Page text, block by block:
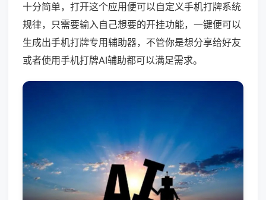
十分简单，打开这个应用便可以自定义手机打牌系统
规律，只需要输入自己想要的开挂功能，一键便可以
生成出手机打牌专用辅助器，不管你是想分享给好友
或者使用手机打牌AI辅助都可以满足需求。